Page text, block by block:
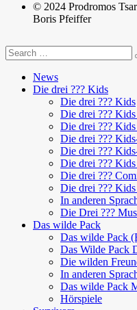
© 2024 Prodromos
Boris Pfeiffer
News
Die drei ??? Kids
Die drei ??? Kids
Die drei ???
Die drei ???
Die drei ???
Die drei ???
Die drei ???
Die drei ???
Die drei ???
In anderen
Die Drei ???
Das wilde Pack
Das wilde Pack
Das Wilde Pack
Die wilden
In anderen
Das wilde Pack
Hörspiele